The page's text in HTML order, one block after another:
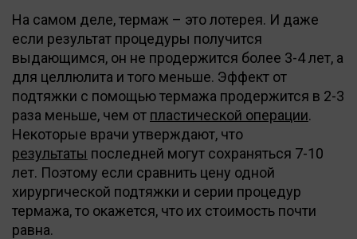
На самом деле, термаж – это лотерея. И даже
если результат процедуры получится
выдающимся, он не продержится более 3-4 лет, а
для целлюлита и того меньше. Эффект от
подтяжки с помощью термажа продержится в 2-3
раза меньше, чем от пластической операции.
Некоторые врачи утверждают, что
результаты последней могут сохраняться 7-10
лет. Поэтому если сравнить цену одной
хирургической подтяжки и серии процедур
термажа, то окажется, что их стоимость почти
равна.